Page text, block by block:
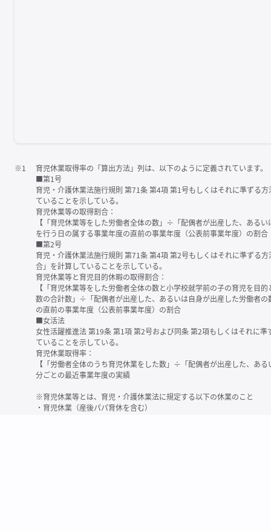
※1
育児休業取得率の「算出方法」列は、以下のように定義されています。
■第1号
育児・介護休業法施行規則 第71条 第4項 第1号もしくはそれに準ずる
ていることを示している。
育児休業等の取得割合：
【「育児休業等をした労働者全体の数」÷「配偶者が出産した、ある
を行う日の属する事業年度の直前の事業年度（公表前事業年度）の割合
■第2号
育児・介護休業法施行規則 第71条 第4項 第2号もしくはそれに準ずる
合」を計算していることを示している。
育児休業等と育児目的休暇の取得割合：
【「育児休業等をした労働者全体の数と小学校就学前の子の育児を目
数の合計数」÷「配偶者が出産した、あるいは自身が出産した労働者
の直前の事業年度（公表前事業年度）の割合
■女活法
女性活躍推進法 第19条 第1項 第2号および同条 第2項もしくはそれに
ていることを示している。
育児休業取得率：
【「労働者全体のうち育児休業をした数」÷「配偶者が出産した、あ
分ごとの最近事業年度の実績
※育児休業等とは、育児・介護休業法に規定する以下の休業のこと
・育児休業（産後パパ育休を含む）